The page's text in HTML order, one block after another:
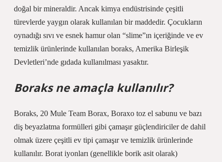
doğal bir mineraldir. Ancak kimya endüstrisinde çeşitli
türevlerde yaygın olarak kullanılan bir maddedir. Çocukların
oynadığı sıvı ve esnek hamur olan “slime”ın içeriğinde ve ev
temizlik ürünlerinde kullanılan boraks, Amerika Birleşik
Devletleri’nde gıdada kullanılması yasaktır.
Boraks ne amaçla kullanılır?
Boraks, 20 Mule Team Borax, Boraxo toz el sabunu ve bazı
diş beyazlatma formülleri gibi çamaşır güçlendiriciler de dahil
olmak üzere çeşitli ev tipi çamaşır ve temizlik ürünlerinde
kullanılır. Borat iyonları (genellikle borik asit olarak)